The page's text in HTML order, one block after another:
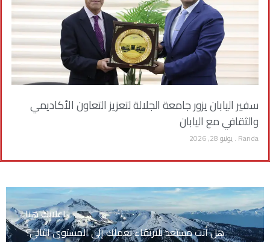
سفير اليابان يزور جامعة الجلالة لتعزيز التعاون الأكاديمي
والثقافي مع اليابان
Randa يونيو 28, 2026
اعلانك هنا
هل أنت مستعد للارتقاء بعملك إلى المستوى التالي؟